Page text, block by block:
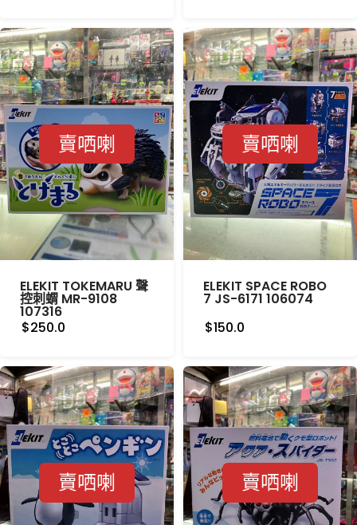
賣哂喇
ELEKIT TOKEMARU 聲
控刺蝟 MR-9108
107316
$250.0
賣哂喇
ELEKIT SPACE ROBO
7 JS-6171 106074
$150.0
賣哂喇 賣哂喇